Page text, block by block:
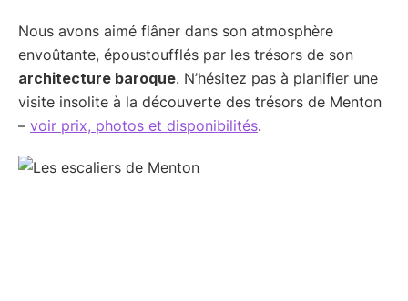
Nous avons aimé flâner dans son atmosphère
envoûtante, époustoufflés par les trésors de son
architecture baroque. N’hésitez pas à planifier une
visite insolite à la découverte des trésors de Menton
– voir prix, photos et disponibilités.